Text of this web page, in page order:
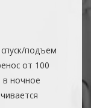
подъем
от 100
ночное